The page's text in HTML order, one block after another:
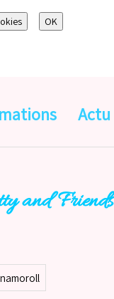
OK
Actu
and Friends